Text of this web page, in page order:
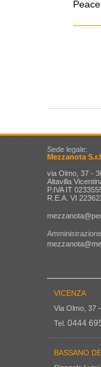
Sede legale:
Mezzanota
via Olmo, 37 -
Altavilla
P.IVA IT
R.E.A. VI
VICENZA
Via Olmo, 37
Tel. 0444
BASSANO